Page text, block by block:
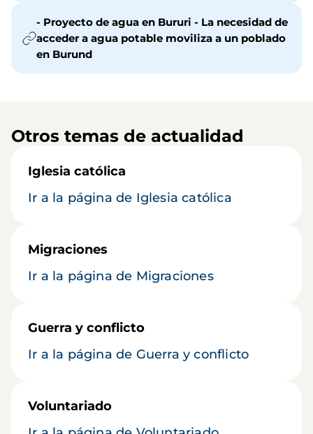
- Proyecto de agua en Bururi - La necesidad de
acceder a agua potable moviliza a un poblado
en Burund
Otros temas de actualidad
Iglesia católica
Ir a la página de Iglesia católica
Migraciones
Ir a la página de Migraciones
Guerra y conflicto
Ir a la página de Guerra y conflicto
Voluntariado